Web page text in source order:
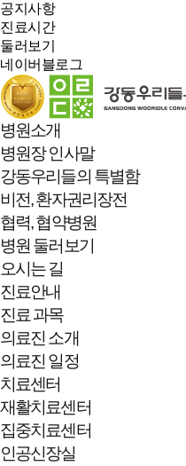
공지사항
진료시간
둘러보기
네이버블로그
병원소개
병원장 인사말
강동우리들의 특별함
비전, 환자권리장전
협력, 협약병원
병원 둘러보기
오시는 길
진료안내
진료 과목
의료진 소개
의료진 일정
치료센터
재활치료센터
집중치료센터
인공신장실